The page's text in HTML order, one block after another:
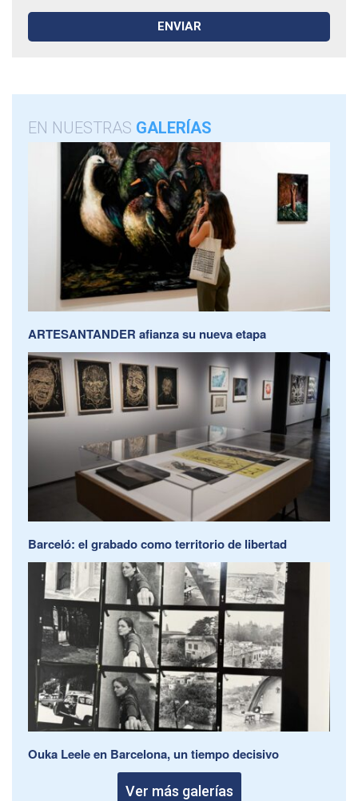
EN NUESTRAS GALERÍAS
ARTESANTANDER afianza su nueva etapa
Barceló: el grabado como territorio de libertad
Ouka Leele en Barcelona, un tiempo decisivo
Ver más galerías